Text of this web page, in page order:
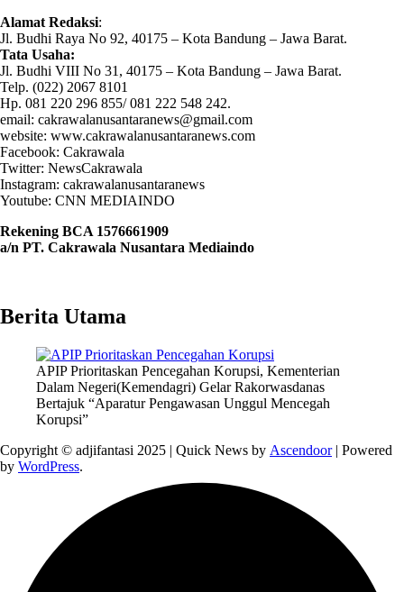
Alamat Redaksi:
Jl. Budhi Raya No 92, 40175 – Kota Bandung – Jawa Barat.
Tata Usaha:
Jl. Budhi VIII No 31, 40175 – Kota Bandung – Jawa Barat.
Telp. (022) 2067 8101
Hp. 081 220 296 855/ 081 222 548 242.
email: cakrawalanusantaranews@gmail.com
website: www.cakrawalanusantaranews.com
Facebook: Cakrawala
Twitter: NewsCakrawala
Instagram: cakrawalanusantaranews
Youtube: CNN MEDIAINDO
Rekening BCA 1576661909
a/n PT. Cakrawala Nusantara Mediaindo
Berita Utama
APIP Prioritaskan Pencegahan Korupsi, Kementerian
Dalam Negeri(Kemendagri) Gelar Rakorwasdanas
Bertajuk “Aparatur Pengawasan Unggul Mencegah
Korupsi”
Copyright © adjifantasi 2025 | Quick News by Ascendoor| Powered
by WordPress.